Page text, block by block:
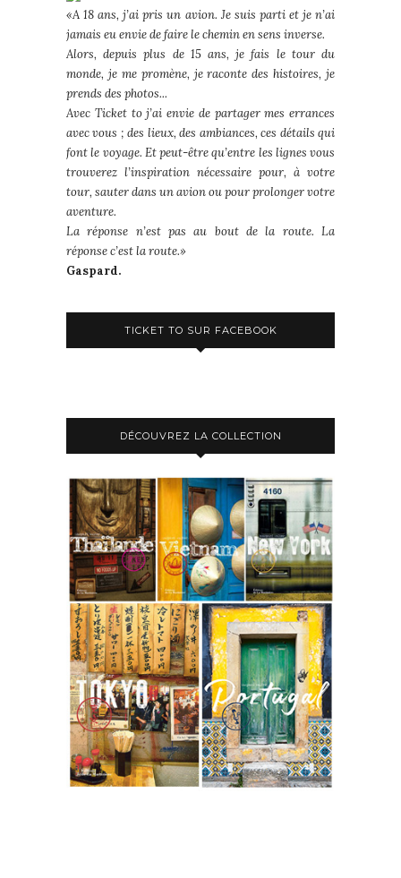
«A 18 ans, j’ai pris un avion. Je suis parti et je n’ai
jamais eu envie de faire le chemin en sens inverse.
Alors, depuis plus de 15 ans, je fais le tour du
monde, je me promène, je raconte des histoires, je
prends des photos...
Avec Ticket to j’ai envie de partager mes errances
avec vous ; des lieux, des ambiances, ces détails qui
font le voyage. Et peut-être qu’entre les lignes vous
trouverez l’inspiration nécessaire pour, à votre
tour, sauter dans un avion ou pour prolonger votre
aventure.
La réponse n’est pas au bout de la route. La
réponse c’est la route.»
Gaspard.
TICKET TO SUR FACEBOOK
DÉCOUVREZ LA COLLECTION